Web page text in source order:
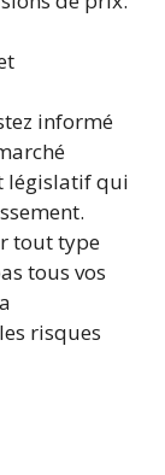
informé
législatif qui
tout type
tous vos
risques